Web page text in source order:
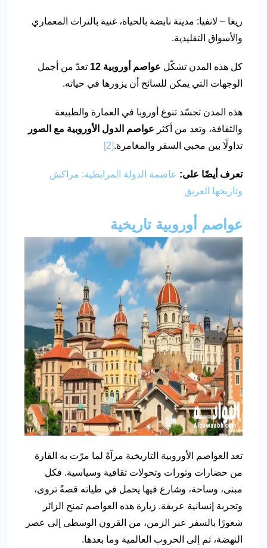
ريغا – لاتفيا: مدينة نابضة بالحياة، غنية بالتراث المعماري
والأسواق التقليدية.
كل هذه المدن تشكّل عواصم أوروبية 12
تعدّ من أجمل
الوجهات التي يمكن للسائح أن يزورها في حياته.
هذه المدن تجسّد تنوع أوروبا في العمارة والطبيعة
والثقافة، وتعد من أكثر عواصم الدول الأوروبية مع الصور
تداولًا بين محبي السفر والمغامرة.[2]
تعرف أيضًا على: عاصمة الدولة المرابطية: مراكش
وتاريخها العريق
عواصم أوروبية تاريخية
تعد العواصم الأوروبية التاريخية مرآةً لما مرّت به القارة
من حضارات وثورات وتحولات ثقافية وسياسية. فكل
مبنى، وساحة، وشارع فيها يحمل في طياته قصةً تروى،
وتجربة إنسانية عريقة. زيارة هذه العواصم تمنح الزائر
شعورًا بالسفر عبر الزمن، من القرون الوسطى إلى عصر
النهضة، ثم إلى الحروب العالمية وما بعدها.